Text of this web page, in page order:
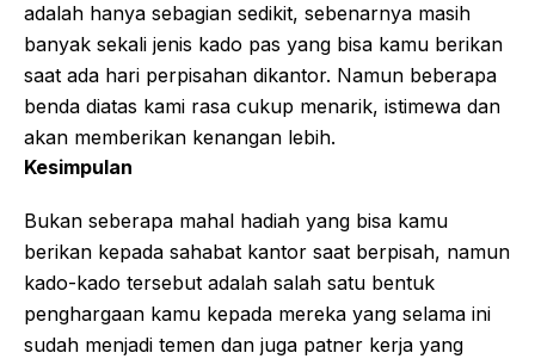
adalah hanya sebagian sedikit, sebenarnya masih
banyak sekali jenis kado pas yang bisa kamu berikan
saat ada hari perpisahan dikantor. Namun beberapa
benda diatas kami rasa cukup menarik, istimewa dan
akan memberikan kenangan lebih.
Kesimpulan
Bukan seberapa mahal hadiah yang bisa kamu
berikan kepada sahabat kantor saat berpisah, namun
kado-kado tersebut adalah salah satu bentuk
penghargaan kamu kepada mereka yang selama ini
sudah menjadi temen dan juga patner kerja yang